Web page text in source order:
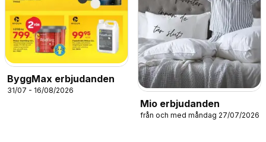
ByggMax erbjudanden
31/07 - 16/08/2026
Mio erbjudanden
från och med måndag 27/07/2026